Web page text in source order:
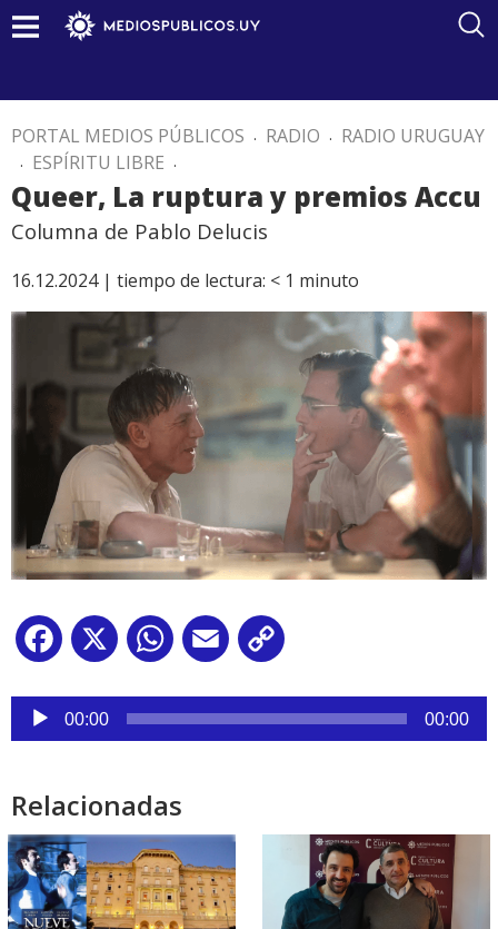
PORTAL MEDIOS PÚBLICOS . RADIO . RADIO URUGUAY
. ESPÍRITU LIBRE .
Queer, La ruptura y premios Accu
Columna de Pablo Delucis
16.12.2024 | tiempo de lectura: < 1 minuto
Facebook
X WhatsApp
Email
Reproductor
audio
00:00 00:00
Relacionadas